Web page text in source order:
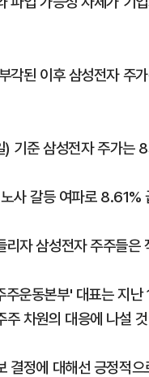
각된 이후 삼성전자 주
준 삼성전자 주가는
사 갈등 여파로
리자 삼성전자 주주들은
주운동본부' 대표는 지
주 차원의 대응에 나설
결정에 대해선 긍정적